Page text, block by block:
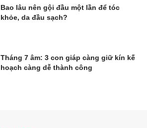
Bao lâu nên gội đầu một lần để tóc
khỏe, da đầu sạch?
Tháng 7 âm: 3 con giáp càng giữ kín kế
hoạch càng dễ thành công